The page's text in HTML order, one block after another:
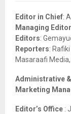
o
r
:
Editor in Chief:
Managing Editor
Editors:
Reporters:
Masaraafi
Administrative
Marketing
Editor’s Office :